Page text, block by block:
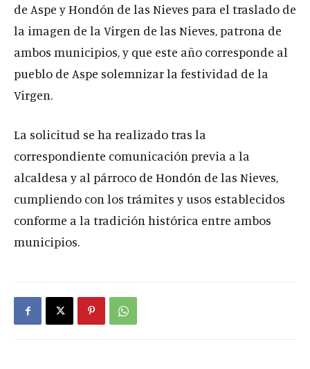
de Aspe y Hondón de las Nieves para el traslado de
la imagen de la Virgen de las Nieves, patrona de
ambos municipios, y que este año corresponde al
pueblo de Aspe solemnizar la festividad de la
Virgen.
La solicitud se ha realizado tras la
correspondiente comunicación previa a la
alcaldesa y al párroco de Hondón de las Nieves,
cumpliendo con los trámites y usos establecidos
conforme a la tradición histórica entre ambos
municipios.